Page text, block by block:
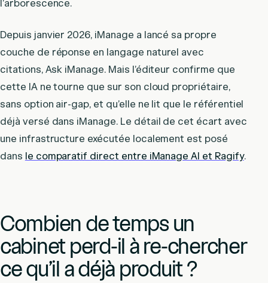
l’arborescence.
Depuis janvier 2026, iManage a lancé sa propre
couche de réponse en langage naturel avec
citations, Ask iManage. Mais l’éditeur confirme que
cette IA ne tourne que sur son cloud propriétaire,
sans option air-gap, et qu’elle ne lit que le référentiel
déjà versé dans iManage. Le détail de cet écart avec
une infrastructure exécutée localement est posé
dans le comparatif direct entre iManage AI et Ragify.
Combien de temps un
cabinet perd-il à re-chercher
ce qu’il a déjà produit ?